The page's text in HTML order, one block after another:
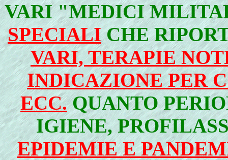
VARI "MEDICI
SPECIALICHE
VARI, TERAPIE
INDICAZIONE PER
ECC.QUANTO
IGIENE,
EPIDEMIE E